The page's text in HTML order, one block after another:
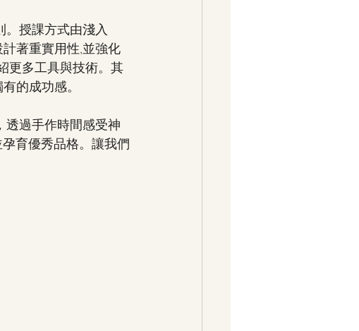
。授課方式由淺入
著重實用性,並強化
更多工具與技術。其
的成功感。
透過手作時間感受神
育優秀品格。讓我們